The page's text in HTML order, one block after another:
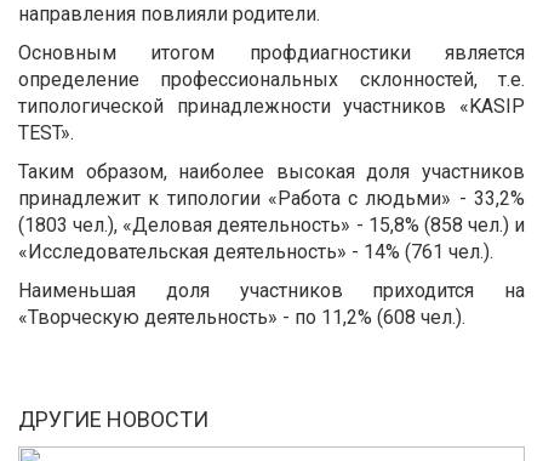
направления повлияли родители.
Основным итогом профдиагностики является
определение профессиональных склонностей, т.е.
типологической принадлежности участников «KASIP
TEST».
Таким образом, наиболее высокая доля участников
принадлежит к типологии «Работа с людьми» - 33,2%
(1803 чел.), «Деловая деятельность» - 15,8% (858 чел.) и
«Исследовательская деятельность» - 14% (761 чел.).
Наименьшая доля участников приходится на
«Творческую деятельность» - по 11,2% (608 чел.).
ДРУГИЕ НОВОСТИ